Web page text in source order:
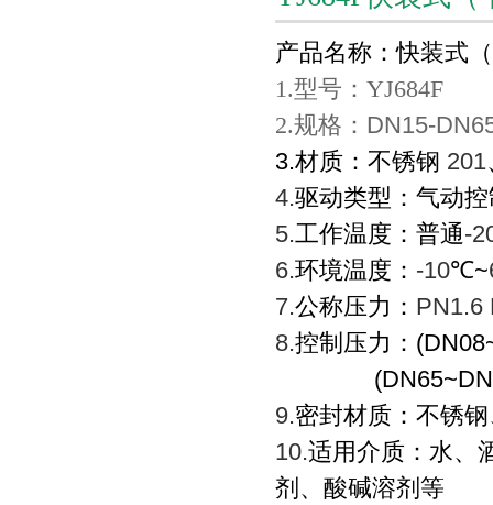
产品名称：快装式
1.型号：YJ684F
2.规格： DN15-
3.材质：不锈钢 201
4.驱动类型：气动
5.工作温度：普通-
6.环境温度： -10℃~
7.公称压力： PN1.6
8.控制压力：
9.密封材质：不锈
10.适用介质：水、
剂、酸碱溶剂等